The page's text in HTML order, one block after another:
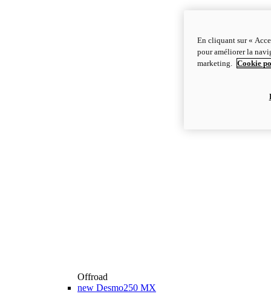
Offroad
new Desmo250 MX
En cliquant sur «
pour améliorer la
marketing.
Cookie